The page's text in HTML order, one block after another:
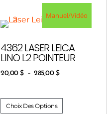
Manuel/Vidéo
4362 LASER LEICA
LINO L2 POINTEUR
20,00$ – 285,00 $
Choix Des Options